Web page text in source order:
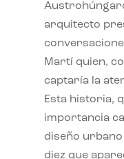
arquitecto
Martí quien,
captaría la
Esta historia,
importancia
diseño urbano
diez que